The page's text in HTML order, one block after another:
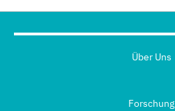
Über Uns
Forschung